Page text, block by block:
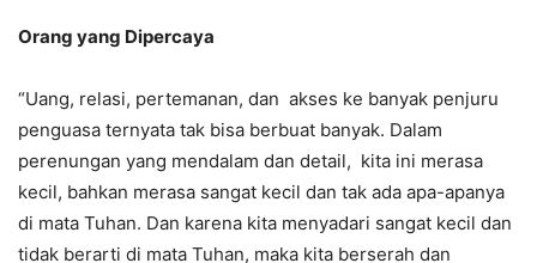
Orang yang Dipercaya
“Uang, relasi, pertemanan, dan akses ke banyak penjuru
penguasa ternyata tak bisa berbuat banyak. Dalam
perenungan yang mendalam dan detail, kita ini merasa
kecil, bahkan merasa sangat kecil dan tak ada apa-apanya
di mata Tuhan. Dan karena kita menyadari sangat kecil dan
tidak berarti di mata Tuhan, maka kita berserah dan